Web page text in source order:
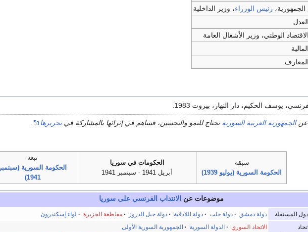
رئيس الوزراء، وزير الداخلية
الوطني، وزير الأشغال العامة
يوسف الحكيم، دار النهار، بيروت 1983.
عنالجمهورية العربية السورية تحتاج للنمو والتحسين، فساهم في إثرائها بالمشاركة فيتحريرها
سبقه
الحكومة السورية (يوليو 1939)
الحكومات في سوريا
أبريل 1941 - سبتمبر 1941
تبعه
الحكومة السورية (سبتمبر
1941)
موضوعات عن الانتداب الفرنسي على سوريا
المستقلة دولة دمشق · دولة حلب · دولة اللاذقية · دولة جبل الدروز · مقاطعة الجزيرة · لواء إسكندرون
الاتحاد السوري · الدولة السورية · الجمهورية السورية الأولى